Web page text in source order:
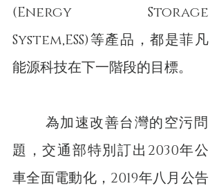
(Energy Storage
System,ESS)等產品，都是菲凡
能源科技在下一階段的目標。
題，交通部特別訂出2030年公
車全面電動化，2019年八月公告